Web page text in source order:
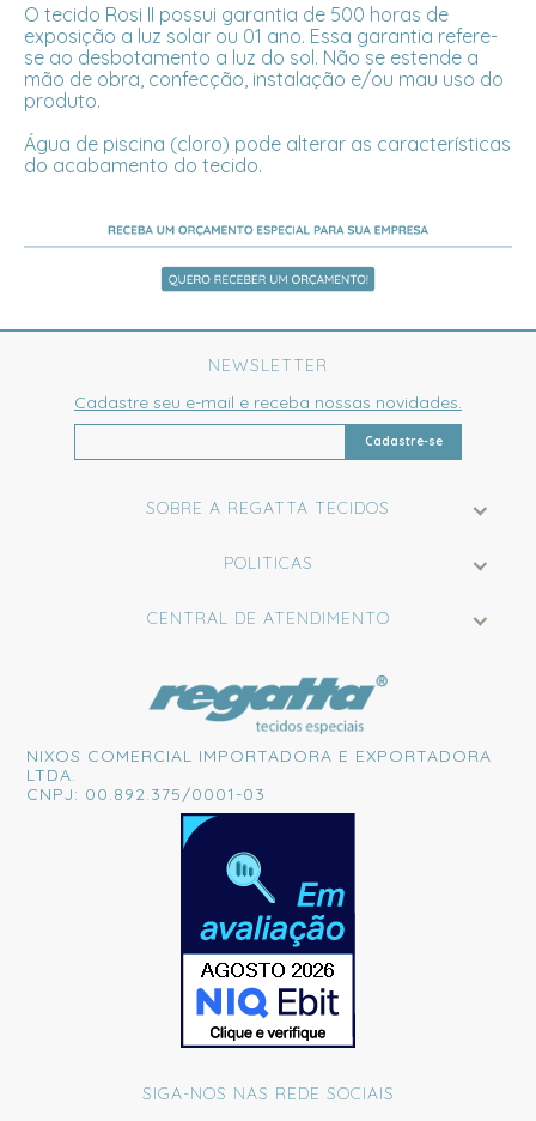
O tecido Rosi II possui garantia de 500 horas de
exposição a luz solar ou 01 ano. Essa garantia refere-
se ao desbotamento a luz do sol. Não se estende a
mão de obra, confecção, instalação e/ou mau uso do
produto.
Água de piscina (cloro) pode alterar as características
do acabamento do tecido.
SOBRE A REGATTA TECIDOS
POLITICAS
CENTRAL DE ATENDIMENTO
NEWSLETTER
Cadastre seu e-mail e receba nossas novidades.
Cadastre-se
NIXOS COMERCIAL IMPORTADORA E EXPORTADORA
LTDA.
CNPJ: 00.892.375/0001-03
SIGA-NOS NAS REDE SOCIAIS